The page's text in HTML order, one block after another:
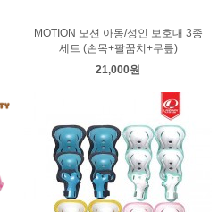
MOTION 모션 아동/성인 보호대 3종
세트 (손목+팔꿈치+무릎)
21,000원